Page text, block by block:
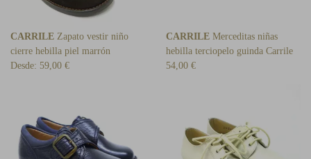
CARRILE Zapato vestir niño
cierre hebilla piel marrón
Desde: 59,00 €
CARRILE Merceditas niñas
hebilla terciopelo guinda Carrile
54,00 €